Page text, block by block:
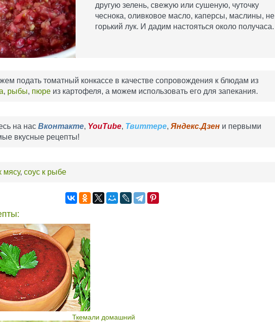
другую зелень, свежую или сушеную, чуточку
чеснока, оливковое масло, каперсы, маслины, не
горький лук. И дадим настояться около получаса.
подать томатный конкассе в качестве сопровождения к блюдам из
, рыбы, пюре из картофеля, а можем использовать его для запекания.
на нас Вконтакте, YouTube, Твиттере, Яндекс.Дзен и первыми
вкусные рецепты!
мясу, соус к рыбе
Ткемали домашний